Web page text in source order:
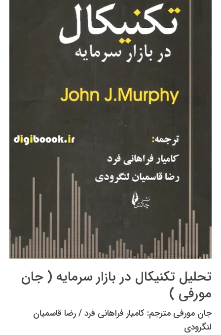
تحلیل تکنیکال در بازار سرمایه ( جان
مورفی )
جان مورفی مترجم: کامیار فراهانی فرد / رضا قاسمیان
لنگرودی